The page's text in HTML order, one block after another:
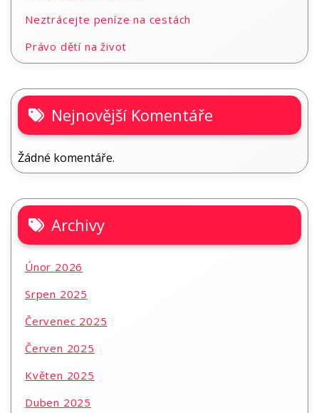
Neztrácejte peníze na cestách
Právo dětí na život
Nejnovější Komentáře
Žádné komentáře.
Archivy
Únor 2026
Srpen 2025
Červenec 2025
Červen 2025
Květen 2025
Duben 2025